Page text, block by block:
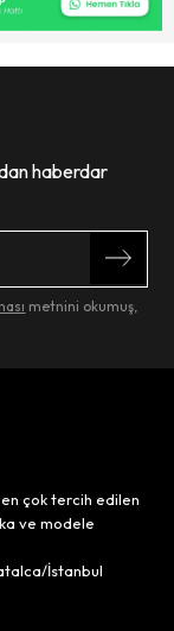
haberdar
metnini okumuş,
çok tercih edilen
ve modele
İstanbul